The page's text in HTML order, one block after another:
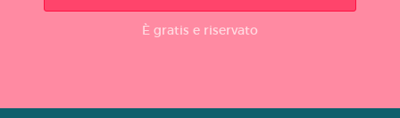
È gratis e riservato